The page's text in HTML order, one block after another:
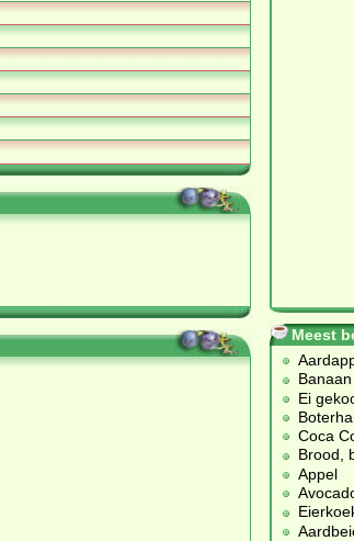
Meest
Banaan
Ei
Coca
Brood,
Appel